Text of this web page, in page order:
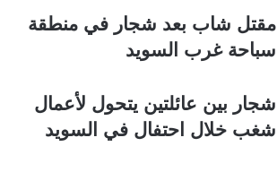
مقتل شاب بعد شجار في منطقة
سباحة غرب السويد
شجار بين عائلتين يتحول لأعمال
شغب خلال احتفال في السويد